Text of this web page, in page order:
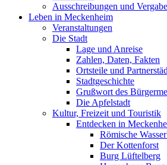
Ausschreibungen und
Leben in Meckenheim
Veranstaltungen
Die Stadt
Lage und Anreise
Zahlen, Daten, Fakten
Ortsteile und
Stadtgeschichte
Grußwort des
Die Apfelstadt
Kultur, Freizeit und Touristik
Entdecken in
Römische
Der Kottenforst
Burg Lüftelberg